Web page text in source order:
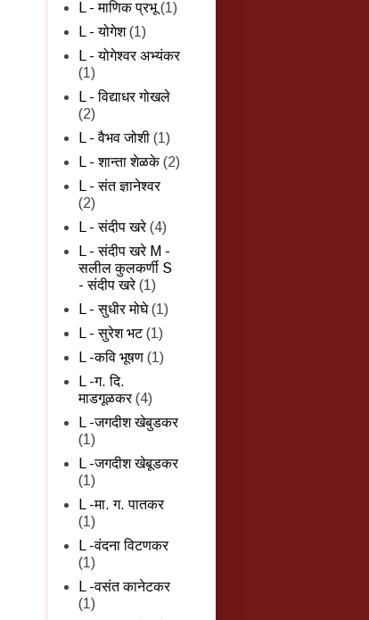
L - माणिक प्रभू (1)
L - योगेश (1)
L - योगेश्वर अभ्यंकर
(1)
L - विद्याधर गोखले
(2)
L - वैभव जोशी (1)
L - शान्‍ता शेळके (2)
L - संत ज्ञानेश्वर
(2)
L - संदीप खरे (4)
L - संदीप खरे M -
सलील कुलकर्णी S
- संदीप खरे (1)
L - सुधीर मोघे (1)
L - सुरेश भट (1)
L -कवि भूषण (1)
L -ग. दि.
माडगूळकर (4)
L -जगदीश खेबुडकर
(1)
L -जगदीश खेबूडकर
(1)
L -मा. ग. पातकर
(1)
L -वंदना विटणकर
(1)
L -वसंत कानेटकर
(1)